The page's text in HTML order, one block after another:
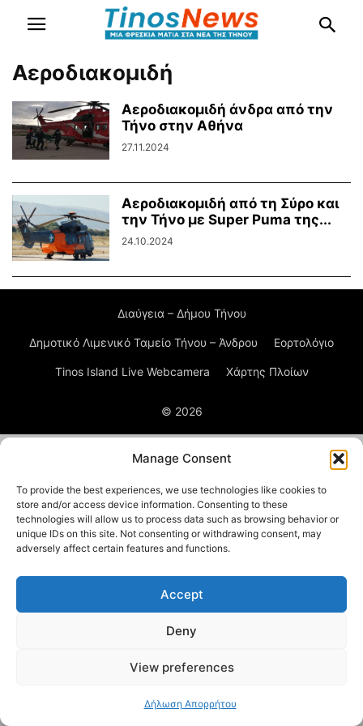
Manage Consent
To provide the best experiences, we use technologies like cookies to
store and/or access device information. Consenting to these
technologies will allow us to process data such as browsing behavior or
unique IDs on this site. Not consenting or withdrawing consent, may
adversely affect certain features and functions.
Accept
Deny
View preferences
Δήλωση Απορρήτου
Αεροδιακομιδή
Αεροδιακομιδή άνδρα από την
Τήνο στην Αθήνα
27.11.2024
Αεροδιακομιδή από τη Σύρο και
την Τήνο με Super Puma της...
24.10.2024
Διαύγεια – Δήμου Τήνου
Δημοτικό Λιμενικό Ταμείο Τήνου – Άνδρου Εορτολόγιο
Tinos Island Live Webcamera Χάρτης Πλοίων
© 2026